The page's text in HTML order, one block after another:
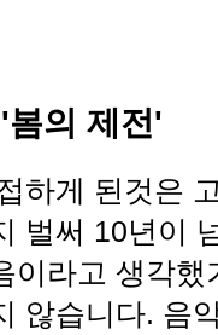
봄의 제전'
하게 된것은
벌써 10년이
이라고 생각
않습니다. 음